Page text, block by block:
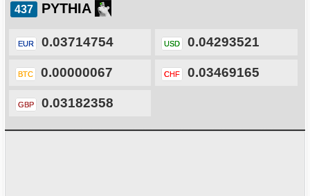
PYTHIA
EUR 0.03714754 USD 0.04293521
BTC 0.00000067 CHF 0.03469165
GBP 0.03182358